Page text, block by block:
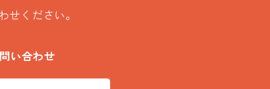
せください。
い合わせ